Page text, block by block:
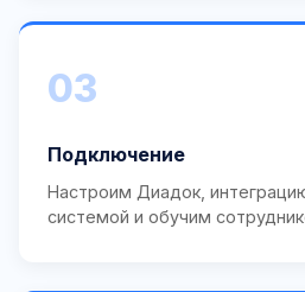
03
Подключение
Настроим Диадок,
системой и обучим